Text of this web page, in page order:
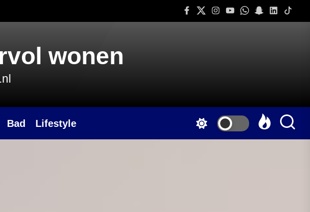
Facebook
TwitterInstagram
YoutubeWhatsapp
Snapchat
Linkedin
Tiktok
wonen
Bad Lifestyle